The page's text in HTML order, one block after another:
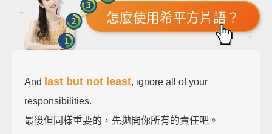
怎麼使用希平方片語？
And last but not least, ignore all of your
responsibilities.
最後但同樣重要的，先拋開你所有的責任吧。